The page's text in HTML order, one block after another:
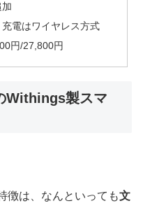
電はワイヤレス方式
円/27,800円
Withings製スマ
徴は、なんといっても文